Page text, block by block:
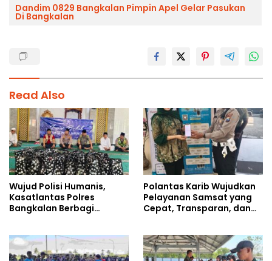
Dandim 0829 Bangkalan Pimpin Apel Gelar Pasukan
Di Bangkalan
Read Also
Wujud Polisi Humanis,
Kasatlantas Polres
Bangkalan Berbagi
Ahmad Ibrahim
Polantas Karib Wujudkan
Pelayanan Samsat yang
Cepat, Transparan, dan